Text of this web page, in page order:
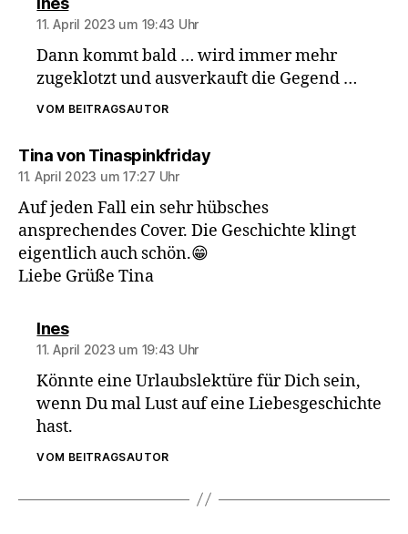
11. April 2023 um 19:43 Uhr
Dann kommt bald … wird immer mehr
zugeklotzt und ausverkauft die Gegend …
VOM BEITRAGSAUTOR
Tina von Tinaspinkfridaysagt:
11. April 2023 um 17:27 Uhr
Auf jeden Fall ein sehr hübsches
ansprechendes Cover. Die Geschichte klingt
eigentlich auch schön.😁
Liebe Grüße Tina
Inessagt:
11. April 2023 um 19:43 Uhr
Könnte eine Urlaubslektüre für Dich sein,
wenn Du mal Lust auf eine Liebesgeschichte
hast.
VOM BEITRAGSAUTOR